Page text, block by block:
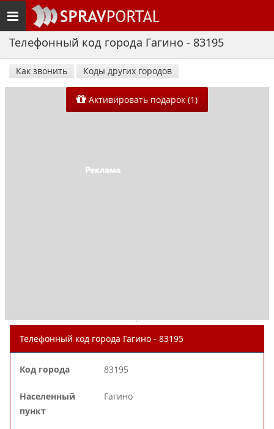
Toggle
navigation
Телефонный код города Гагино - 83195
Как звонить Коды других городов
Активировать подарок (1)
.
Телефонный код города Гагино - 83195
Код города 83195
Населенный
пункт
Гагино